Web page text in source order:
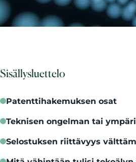
Sisällysluettelo
Patenttihakemuksen osat
Teknisen ongelman tai
Selostuksen riittävyys